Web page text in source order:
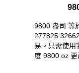
9800 盎司 等
易。只需使用
度 9800 oz 更